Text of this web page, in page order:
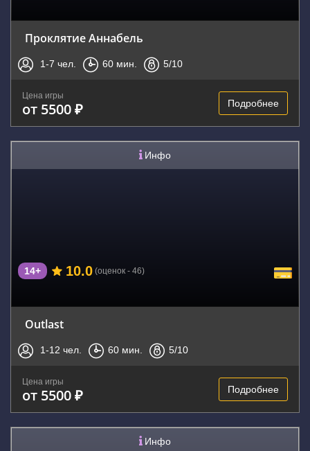
Проклятие Аннабель
1-7 чел. 60 мин. 5/10
Цена игры
от 5500 ₽ Подробнее
Инфо
14+ 10.0 (оценок - 46)
Outlast
1-12 чел. 60 мин. 5/10
Цена игры
от 5500 ₽ Подробнее
Инфо